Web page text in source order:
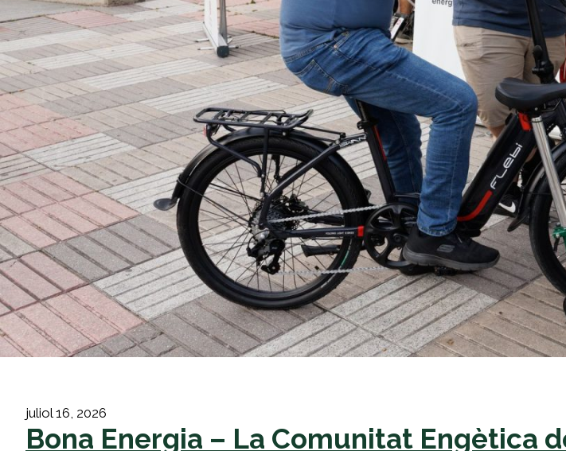
juliol 16, 2026
Bona Energia – La Comunitat Engètica